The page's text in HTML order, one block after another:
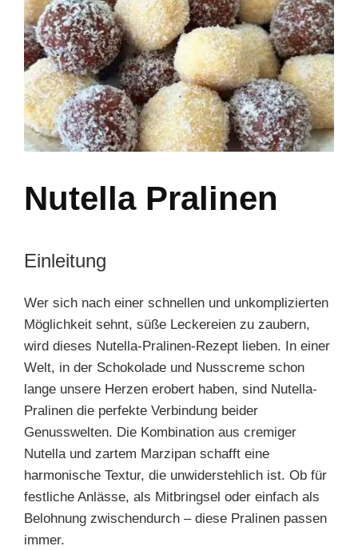
Nutella Pralinen
Einleitung
Wer sich nach einer schnellen und unkomplizierten
Möglichkeit sehnt, süße Leckereien zu zaubern,
wird dieses Nutella-Pralinen-Rezept lieben. In einer
Welt, in der Schokolade und Nusscreme schon
lange unsere Herzen erobert haben, sind Nutella-
Pralinen die perfekte Verbindung beider
Genusswelten. Die Kombination aus cremiger
Nutella und zartem Marzipan schafft eine
harmonische Textur, die unwiderstehlich ist. Ob für
festliche Anlässe, als Mitbringsel oder einfach als
Belohnung zwischendurch – diese Pralinen passen
immer.